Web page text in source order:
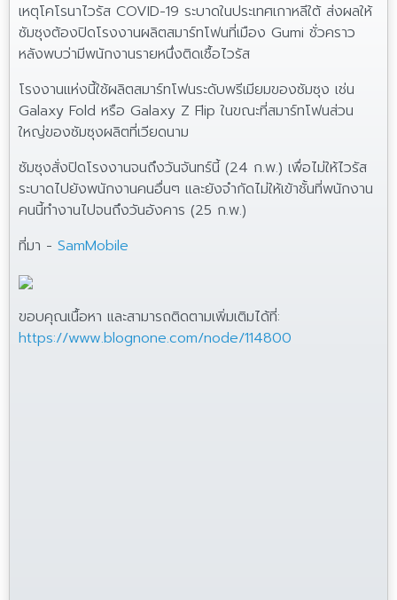
เหตุโคโรนาไวรัส COVID-19 ระบาดในประเทศเกาหลีใต้ ส่งผลให้
ซัมซุงต้องปิดโรงงานผลิตสมาร์ทโฟนที่เมือง Gumi ชั่วคราว
หลังพบว่ามีพนักงานรายหนึ่งติดเชื้อไวรัส
โรงงานแห่งนี้ใช้ผลิตสมาร์ทโฟนระดับพรีเมียมของซัมซุง เช่น
Galaxy Fold หรือ Galaxy Z Flip ในขณะที่สมาร์ทโฟนส่วน
ใหญ่ของซัมซุงผลิตที่เวียดนาม
ซัมซุงสั่งปิดโรงงานจนถึงวันจันทร์นี้ (24 ก.พ.) เพื่อไม่ให้ไวรัส
ระบาดไปยังพนักงานคนอื่นๆ และยังจำกัดไม่ให้เข้าชั้นที่พนักงาน
คนนี้ทำงานไปจนถึงวันอังคาร (25 ก.พ.)
ที่มา - SamMobile
ขอบคุณเนื้อหา และสามารถติดตามเพิ่มเติมได้ที่:
https://www.blognone.com/node/114800